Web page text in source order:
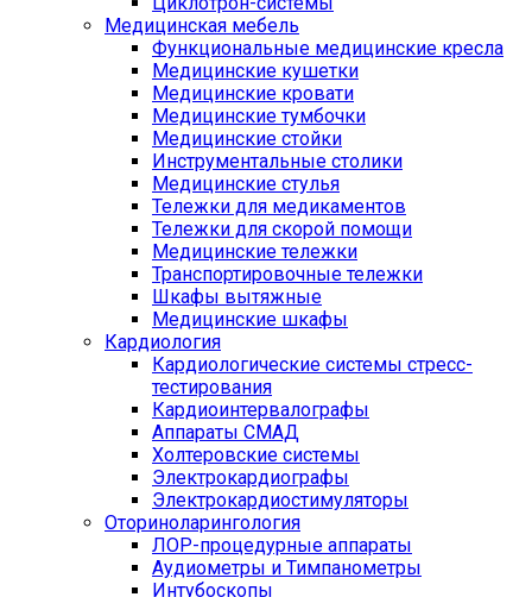
Медицинская мебель
Функциональные медицинские кресла
Медицинские кушетки
Медицинские кровати
Медицинские тумбочки
Медицинские стойки
Инструментальные столики
Медицинские стулья
Тележки для медикаментов
Тележки для скорой помощи
Медицинские тележки
Транспортировочные тележки
Шкафы вытяжные
Медицинские шкафы
Кардиология
Кардиологические системы стресс-
тестирования
Кардиоинтервалографы
Аппараты СМАД
Холтеровские системы
Электрокардиографы
Электрокардиостимуляторы
Оториноларингология
ЛОР-процедурные аппараты
Аудиометры и Тимпанометры
Интубоскопы